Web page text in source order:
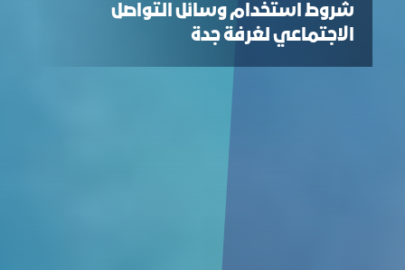
شروط استخدام وسائل التواصل
الاجتماعي لغرفة جدة